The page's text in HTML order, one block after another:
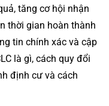
tăng cơ hội nhận
thời gian hoàn thành
tin chính xác và cập
là gì, cách quy đổi
định cư và cách